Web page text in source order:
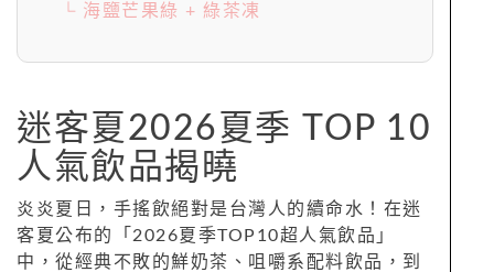
└ 海鹽芒果綠 + 綠茶凍
迷客夏2026夏季 TOP 10
人氣飲品揭曉
炎炎夏日，手搖飲絕對是台灣人的續命水！在迷
客夏公布的「2026夏季TOP10超人氣飲品」
中，從經典不敗的鮮奶茶、咀嚼系配料飲品，到